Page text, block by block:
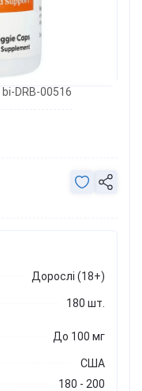
bi-DRB-00516
Дорослі (18+)
180 шт.
До 100 мг
США
180 - 200